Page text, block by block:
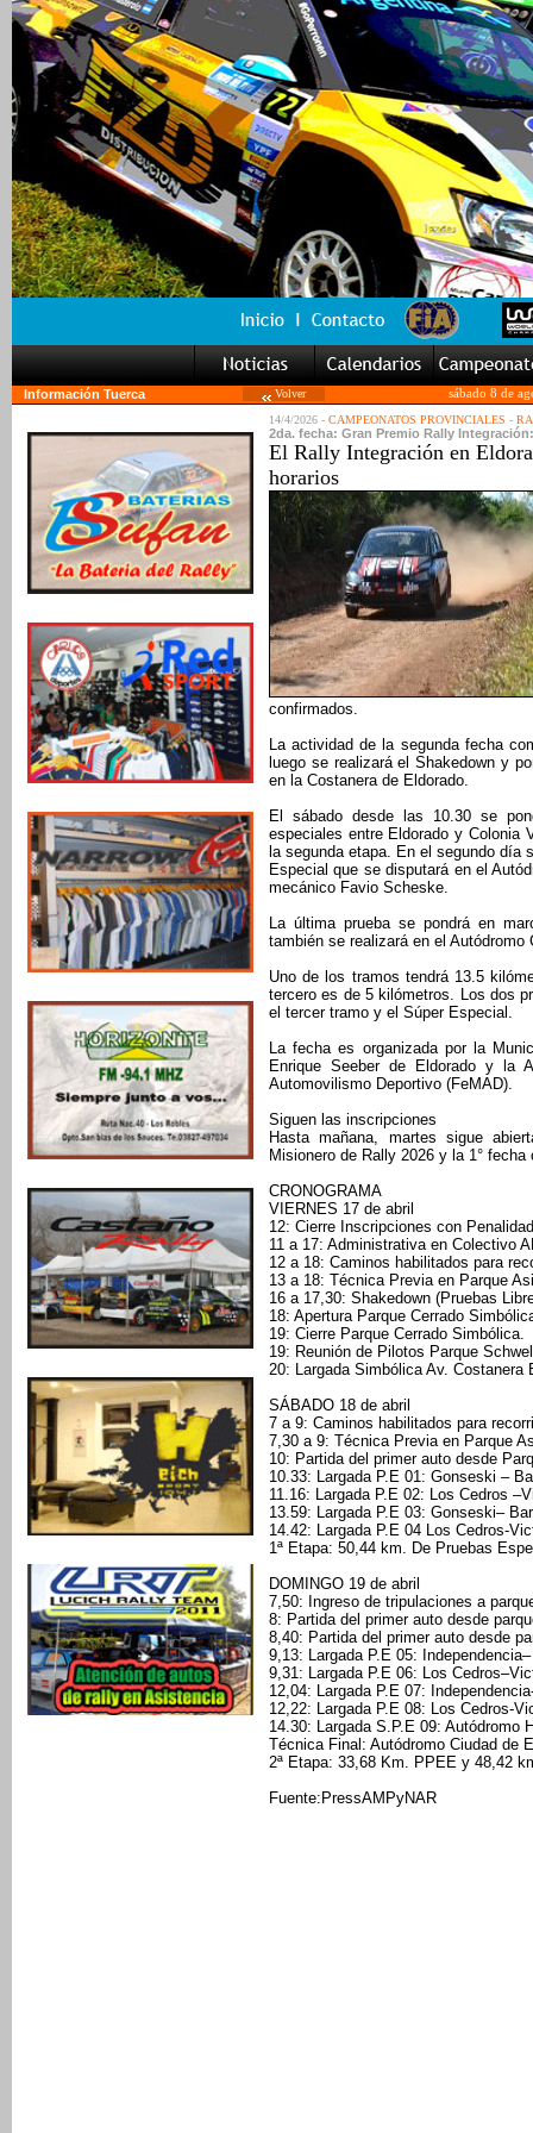
Información Tuerca Volver
sábado 8 de
14/4/2026 - CAMPEONATOS PROVINCIALES -
2da. fecha: Gran Premio Rally
El Rally Integración en
horarios
confirmados.
La actividad de la segunda fecha
luego se realizará el Shakedown y
en la Costanera de Eldorado.
El sábado desde las 10.30 se
especiales entre Eldorado y Colonia
la segunda etapa. En el segundo
Especial que se disputará en el
mecánico Favio Scheske.
La última prueba se pondrá en
también se realizará en el
Uno de los tramos tendrá 13.5
tercero es de 5 kilómetros. Los dos
el tercer tramo y el Súper Especial.
La fecha es organizada por la
Enrique Seeber de Eldorado y la
Automovilismo Deportivo (FeMAD).
Siguen las inscripciones
Hasta mañana, martes sigue
Misionero de Rally 2026 y la 1°
CRONOGRAMA
VIERNES 17 de abril
12: Cierre Inscripciones con
11 a 17: Administrativa en Colectivo
12 a 18: Caminos habilitados para
13 a 18: Técnica Previa en Parque
16 a 17,30: Shakedown (Pruebas
18: Apertura Parque Cerrado
19: Cierre Parque Cerrado Simbólica.
19: Reunión de Pilotos Parque
20: Largada Simbólica Av. Costanera
SÁBADO 18 de abril
7 a 9: Caminos habilitados para
7,30 a 9: Técnica Previa en Parque
10: Partida del primer auto desde
10.33: Largada P.E 01: Gonseski –
11.16: Largada P.E 02: Los Cedros
13.59: Largada P.E 03: Gonseski–
14.42: Largada P.E 04 Los Cedros-
1ª Etapa: 50,44 km. De Pruebas
DOMINGO 19 de abril
7,50: Ingreso de tripulaciones a
8: Partida del primer auto desde
8,40: Partida del primer auto desde
9,13: Largada P.E 05:
9,31: Largada P.E 06: Los
12,04: Largada P.E 07:
12,22: Largada P.E 08: Los Cedros-
14.30: Largada S.P.E 09: Autódromo
Técnica Final: Autódromo Ciudad de
2ª Etapa: 33,68 Km. PPEE y 48,42
Fuente:PressAMPyNAR